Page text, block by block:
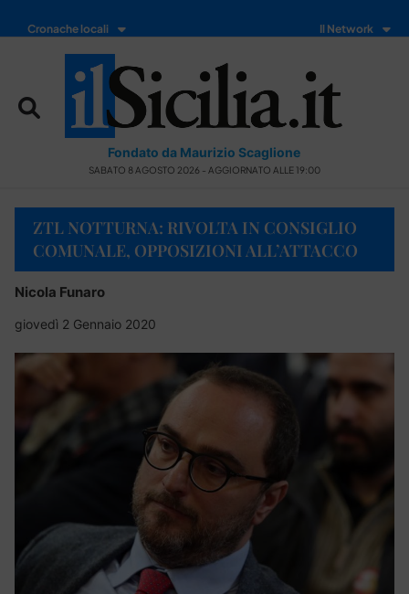
Cronache locali Il Network
Fondato da Maurizio Scaglione
SABATO 8 AGOSTO 2026 - AGGIORNATO ALLE 19:00
ZTL NOTTURNA: RIVOLTA IN CONSIGLIO
COMUNALE, OPPOSIZIONI ALL’ATTACCO
Nicola Funaro
giovedì 2 Gennaio 2020